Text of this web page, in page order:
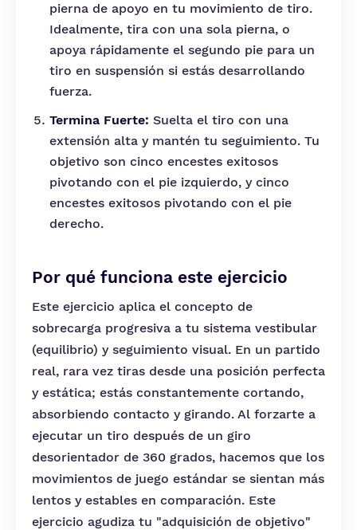
pierna de apoyo en tu movimiento de tiro.
Idealmente, tira con una sola pierna, o
apoya rápidamente el segundo pie para un
tiro en suspensión si estás desarrollando
fuerza.
Termina Fuerte: Suelta el tiro con una
extensión alta y mantén tu seguimiento. Tu
objetivo son cinco encestes exitosos
pivotando con el pie izquierdo, y cinco
encestes exitosos pivotando con el pie
derecho.
Por qué funciona este ejercicio
Este ejercicio aplica el concepto de
sobrecarga progresiva a tu sistema vestibular
(equilibrio) y seguimiento visual. En un partido
real, rara vez tiras desde una posición perfecta
y estática; estás constantemente cortando,
absorbiendo contacto y girando. Al forzarte a
ejecutar un tiro después de un giro
desorientador de 360 grados, hacemos que los
movimientos de juego estándar se sientan más
lentos y estables en comparación. Este
ejercicio agudiza tu "adquisición de objetivo"